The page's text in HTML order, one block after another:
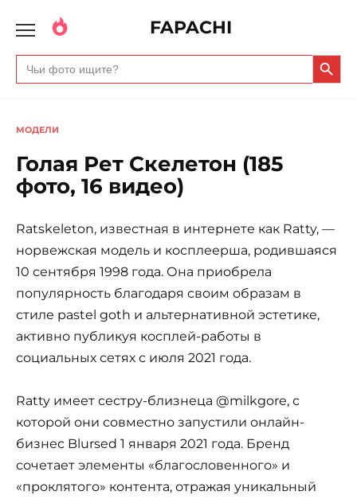
FAPACHI
Search
for:
Search Button
МОДЕЛИ
Голая Рет Скелетон (185
фото, 16 видео)
Ratskeleton, известная в интернете как Ratty, —
норвежская модель и косплеерша, родившаяся
10 сентября 1998 года. Она приобрела
популярность благодаря своим образам в
стиле pastel goth и альтернативной эстетике,
активно публикуя косплей-работы в
социальных сетях с июля 2021 года.
Ratty имеет сестру-близнеца @milkgore, с
которой они совместно запустили онлайн-
бизнес Blursed 1 января 2021 года. Бренд
сочетает элементы «благословенного» и
«проклятого» контента, отражая уникальный